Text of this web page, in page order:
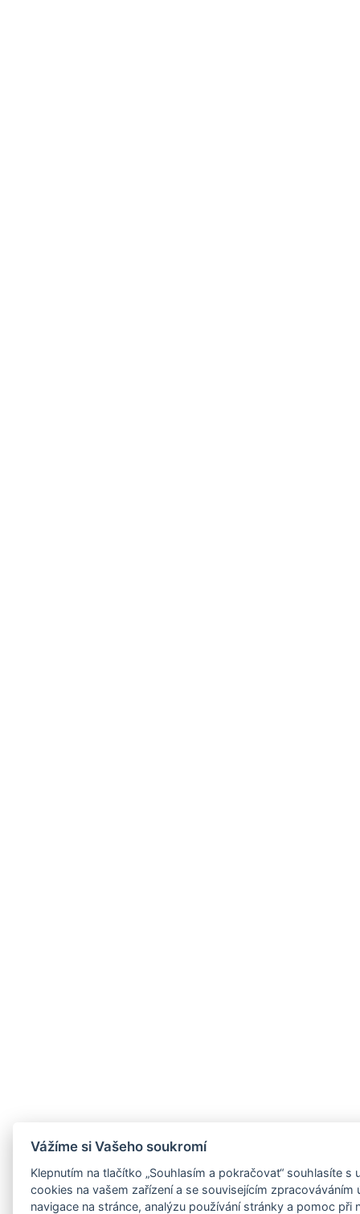
Vážíme si Vašeho soukromí
Klepnutím na tlačítko „Souhlasím a pokračovat“ souhlasíte s
cookies na vašem zařízení a se souvisejícím zpracováváním
navigace na stránce, analýzu používání stránky a pomoc při